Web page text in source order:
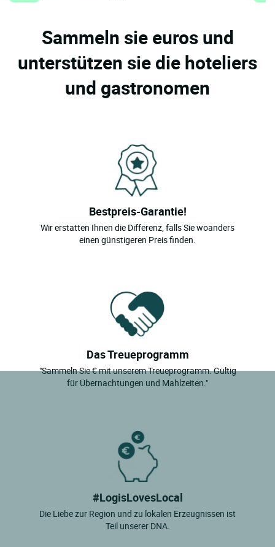
Sammeln sie euros und
unterstützen sie die hoteliers
und gastronomen
Bestpreis-Garantie!
Wir erstatten Ihnen die Differenz, falls Sie woanders
einen günstigeren Preis finden.
Das Treueprogramm
"Sammeln Sie € mit unserem Treueprogramm. Gültig
für Übernachtungen und Mahlzeiten."
#LogisLovesLocal
Die Liebe zur Region und zu lokalen Erzeugnissen ist
Teil unserer DNA.